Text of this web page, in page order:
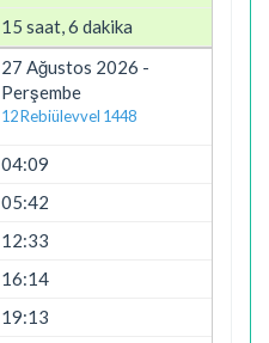
15 saat, 6 dakika
27 Ağustos 2026 -
Perşembe
12 Rebiülevvel 1448
04:09
05:42
12:33
16:14
19:13